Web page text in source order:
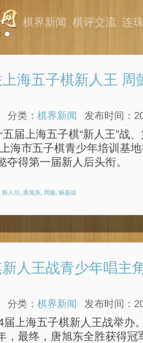
棋界新闻 棋评交流 连
海五子棋新人王 周
分类： 棋界新闻 发布时间：
届上海五子棋“新人王”战
海市五子棋青少年培训基
夺得第一届新人后头衔。
, 新人后, 唐旭东, 周懿, 杨嘉佑
新人王战青少年唱主
分类： 棋界新闻 发布时间：
届上海五子棋新人王战举办
，最终，唐旭东全胜获得冠